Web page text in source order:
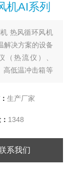
机AI系列
热风循环风机
解决方案的设备
（热流仪）、
高低温冲击箱等
整套温度环境
生产厂家
1348
系我们